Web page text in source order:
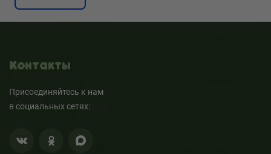
Контакты
Присоединяйтесь к нам
в социальных сетях: